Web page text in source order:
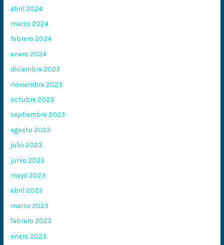
abril 2024
marzo 2024
febrero 2024
enero 2024
diciembre 2023
noviembre 2023
octubre 2023
septiembre 2023
agosto 2023
julio 2023
junio 2023
mayo 2023
abril 2023
marzo 2023
febrero 2023
enero 2023